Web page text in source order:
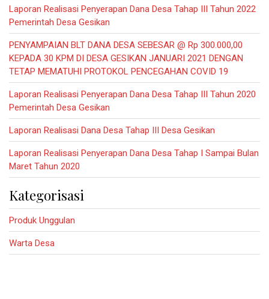
Laporan Realisasi Penyerapan Dana Desa Tahap III Tahun 2022
Pemerintah Desa Gesikan
PENYAMPAIAN BLT DANA DESA SEBESAR @ Rp 300.000,00
KEPADA 30 KPM DI DESA GESIKAN JANUARI 2021 DENGAN
TETAP MEMATUHI PROTOKOL PENCEGAHAN COVID 19
Laporan Realisasi Penyerapan Dana Desa Tahap III Tahun 2020
Pemerintah Desa Gesikan
Laporan Realisasi Dana Desa Tahap III Desa Gesikan
Laporan Realisasi Penyerapan Dana Desa Tahap I Sampai Bulan
Maret Tahun 2020
Kategorisasi
Produk Unggulan
Warta Desa